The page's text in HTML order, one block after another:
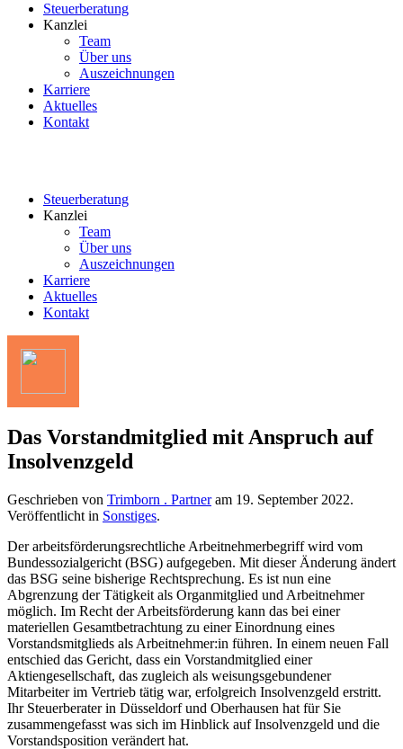
Steuerberatung
Kanzlei
Team
Über uns
Auszeichnungen
Karriere
Aktuelles
Kontakt
Steuerberatung
Kanzlei
Team
Über uns
Auszeichnungen
Karriere
Aktuelles
Kontakt
Das Vorstandmitglied mit Anspruch auf
Insolvenzgeld
Geschrieben von Trimborn . Partneram 19. September 2022.
Veröffentlicht in Sonstiges.
Der arbeitsförderungsrechtliche Arbeitnehmerbegriff wird vom
Bundessozialgericht (BSG) aufgegeben. Mit dieser Änderung ändert
das BSG seine bisherige Rechtsprechung. Es ist nun eine
Abgrenzung der Tätigkeit als Organmitglied und Arbeitnehmer
möglich. Im Recht der Arbeitsförderung kann das bei einer
materiellen Gesamtbetrachtung zu einer Einordnung eines
Vorstandsmitglieds als Arbeitnehmer:in führen. In einem neuen Fall
entschied das Gericht, dass ein Vorstandmitglied einer
Aktiengesellschaft, das zugleich als weisungsgebundener
Mitarbeiter im Vertrieb tätig war, erfolgreich Insolvenzgeld erstritt.
Ihr Steuerberater in Düsseldorf und Oberhausen hat für Sie
zusammengefasst was sich im Hinblick auf Insolvenzgeld und die
Vorstandsposition verändert hat.